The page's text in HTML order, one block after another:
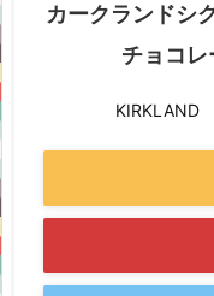
カークランドシ
チョコ
KIRKLAND